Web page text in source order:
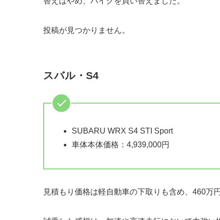
投稿が見つかりません。
スバル・S4
SUBARU WRX S4 STI Sport
車体本体価格：4,939,000円
見積もり価格は軽自動車の下取りも含め、460万